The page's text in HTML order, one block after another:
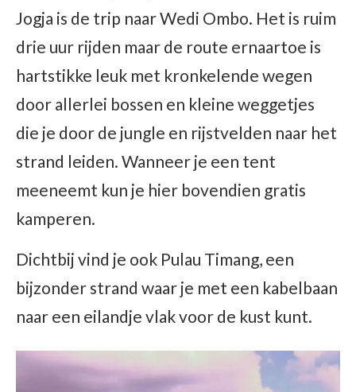
Jogja is de trip naar Wedi Ombo. Het is ruim
drie uur rijden maar de route ernaartoe is
hartstikke leuk met kronkelende wegen
door allerlei bossen en kleine weggetjes
die je door de jungle en rijstvelden naar het
strand leiden. Wanneer je een tent
meeneemt kun je hier bovendien gratis
kamperen.
Dichtbij vind je ook Pulau Timang, een
bijzonder strand waar je met een kabelbaan
naar een eilandje vlak voor de kust kunt.